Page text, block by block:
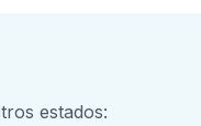
estados: